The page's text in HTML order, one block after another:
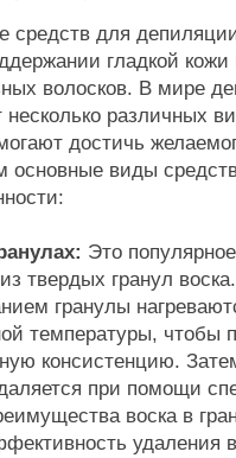
средств для
гладкой
волосков. В мире
несколько различных
достичь
основные виды
Это
твердых гранул
гранулы
температуры, чтобы
консистенцию.
при помощи
воска в
удаления